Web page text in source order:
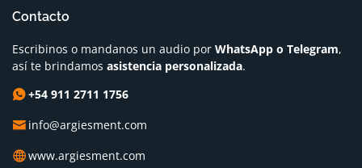
Contacto
Escribinos o mandanos un audio por WhatsApp o Telegram,
así te brindamos asistencia personalizada.
+54 911 2711 1756
info@argiesment.com
www.argiesment.com